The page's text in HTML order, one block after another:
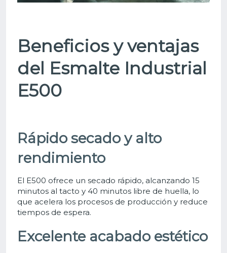
Beneficios y ventajas
del Esmalte Industrial
E500
Rápido secado y alto
rendimiento
El E500 ofrece un secado rápido, alcanzando 15
minutos al tacto y 40 minutos libre de huella, lo
que acelera los procesos de producción y reduce
tiempos de espera.
Excelente acabado estético